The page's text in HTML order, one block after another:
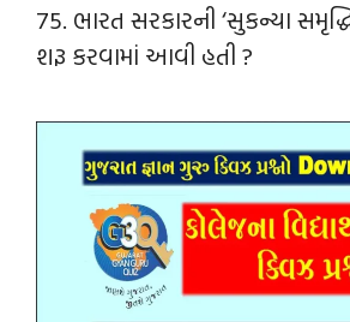
75. ભારત સરકારની ‘સુકન્યા
શરૂ કરવામાં આવી હતી ?